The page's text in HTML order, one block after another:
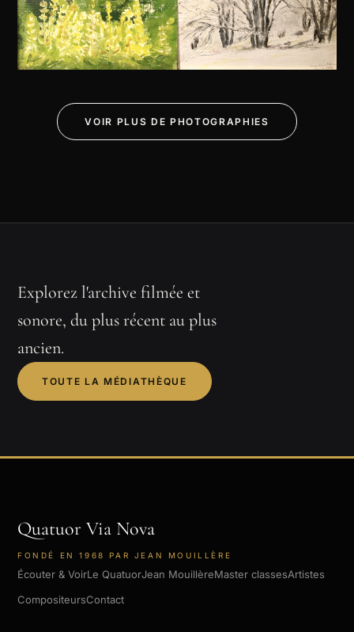
VOIR PLUS DE PHOTOGRAPHIES
Explorez l'archive filmée et
sonore, du plus récent au plus
ancien.
TOUTE LA MÉDIATHÈQUE
Quatuor Via Nova
FONDÉ EN 1968 PAR JEAN MOUILLÈRE
Écouter & VoirLe QuatuorJean MouillèreMaster classesArtistes
CompositeursContact